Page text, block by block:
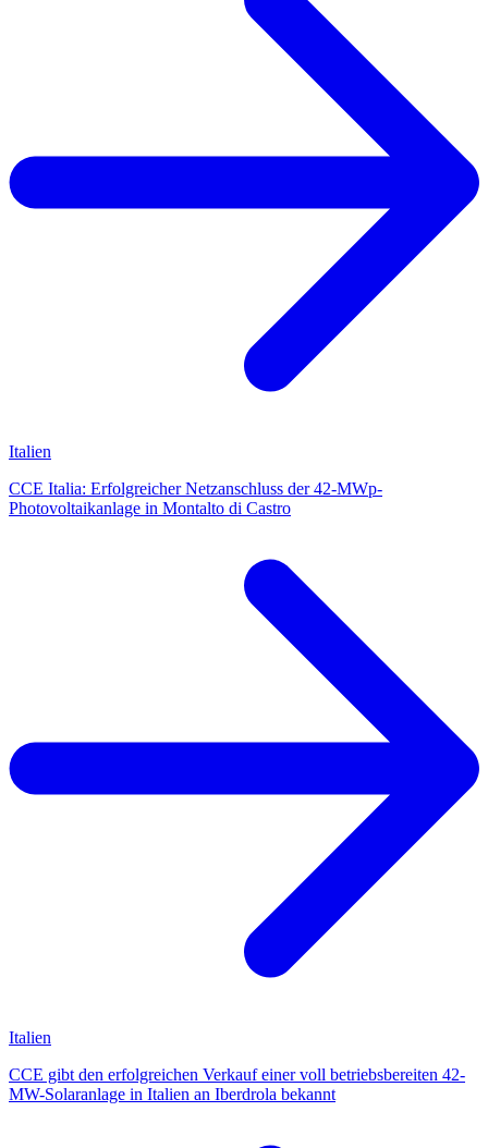
Italien
CCE Italia: Erfolgreicher Netzanschluss der 42-MWp-
Photovoltaikanlage in Montalto di Castro
Italien
CCE gibt den erfolgreichen Verkauf einer voll betriebsbereiten 42-
MW-Solaranlage in Italien an Iberdrola bekannt